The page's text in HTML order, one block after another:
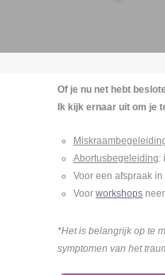
Of je nu net hebt
Ik kijk ernaar uit om je
Abortusbegeleiding:
Voor een afspraak in
Voor workshops
*Het is belangrijk op te
symptomen van het